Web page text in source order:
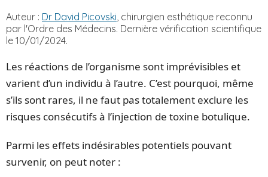
Auteur : Dr David Picovski, chirurgien esthétique reconnu
par l'Ordre des Médecins. Dernière vérification scientifique
le 10/01/2024.
Les réactions de l’organisme sont imprévisibles et
varient d’un individu à l’autre. C’est pourquoi, même
s’ils sont rares, il ne faut pas totalement exclure les
risques consécutifs à l’injection de toxine botulique.
Parmi les effets indésirables potentiels pouvant
survenir, on peut noter :